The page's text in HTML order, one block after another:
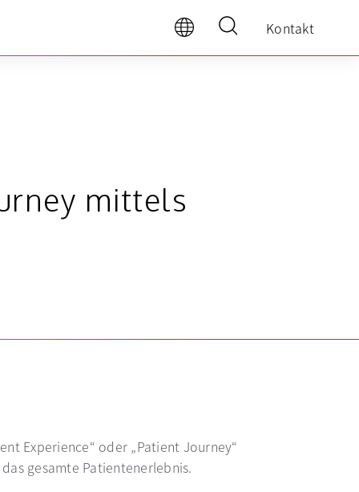
Kontakt
mittels
Experience“ oder „Patient Journey“
gesamte Patientenerlebnis.